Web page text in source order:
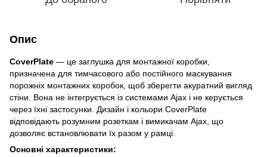
Опис
CoverPlate — це заглушка для монтажної коробки,
призначена для тимчасового або постійного маскування
порожніх монтажних коробок, щоб зберегти акуратний вигляд
стіни. Вона не інтегрується із системами Ajax і не керується
через їхні застосунки. Дизайн і кольори CoverPlate
відповідають розумним розеткам і вимикачам Ajax, що
дозволяє встановлювати їх разом у рамці.
Основні характеристики: